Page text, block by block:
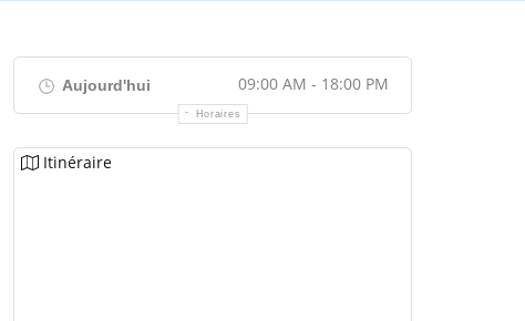
Aujourd'hui 09:00 AM - 18:00 PM
Horaires
Itinéraire